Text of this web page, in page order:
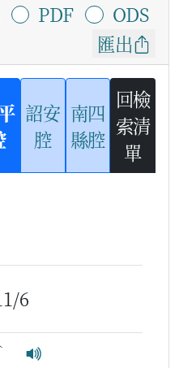
PDF
ODS
匯出
詔安
腔
南四
縣腔
回檢
索清
單
6